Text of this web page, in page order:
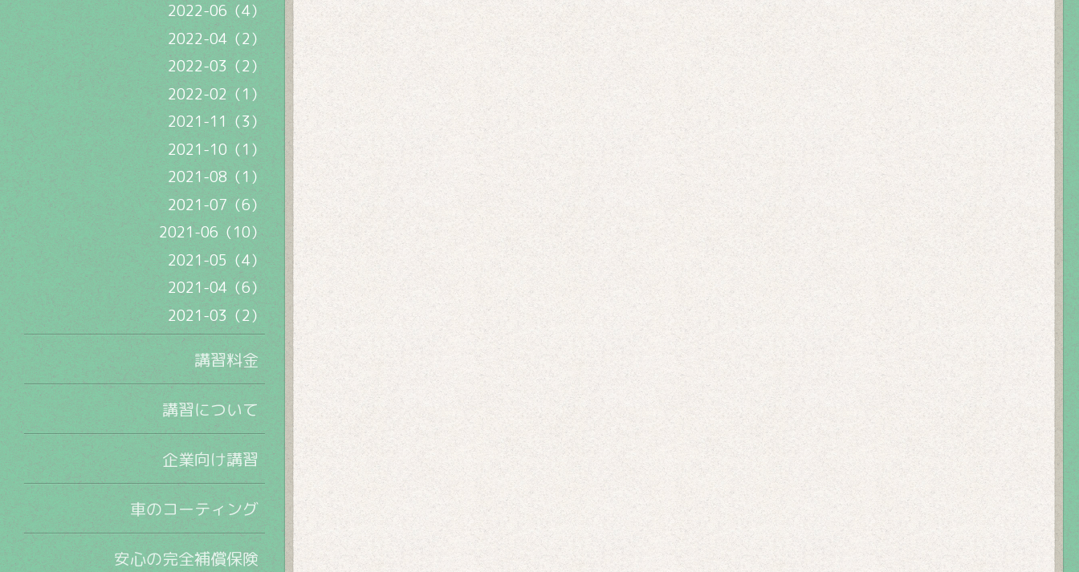
2022-06（4）
2022-04（2）
2022-03（2）
2022-02（1）
2021-11（3）
2021-10（1）
2021-08（1）
2021-07（6）
2021-06（10）
2021-05（4）
2021-04（6）
2021-03（2）
講習料金
講習について
企業向け講習
車のコーティング
安心の完全補償保険